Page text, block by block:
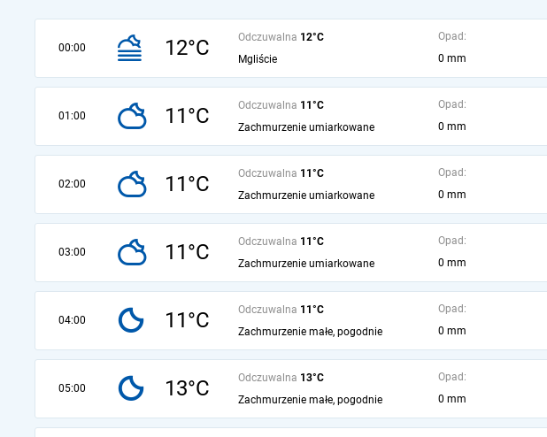
00:00 12°C Odczuwalna 12°C
Mgliście
Opad:
0 mm
01:00 11°C Odczuwalna 11°C
Zachmurzenie umiarkowane
Opad:
0 mm
02:00 11°C Odczuwalna 11°C
Zachmurzenie umiarkowane
Opad:
0 mm
03:00 11°C Odczuwalna 11°C
Zachmurzenie umiarkowane
Opad:
0 mm
04:00 11°C Odczuwalna 11°C
Zachmurzenie małe, pogodnie
Opad:
0 mm
05:00 13°C Odczuwalna 13°C
Zachmurzenie małe, pogodnie
Opad:
0 mm